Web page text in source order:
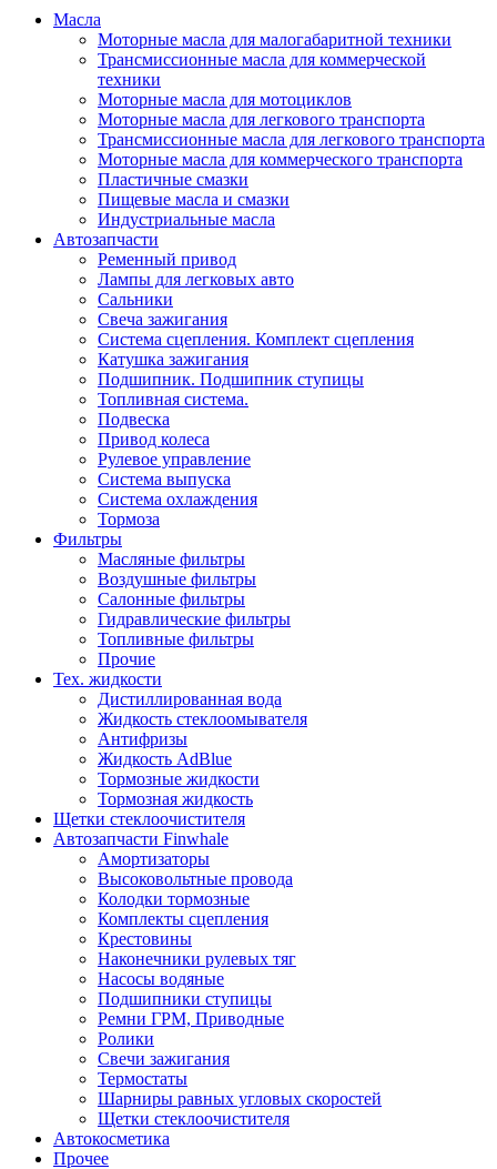
Масла
Моторные масла для малогабаритной техники
Трансмиссионные масла для коммерческой
техники
Моторные масла для мотоциклов
Моторные масла для легкового транспорта
Трансмиссионные масла для легкового транспорта
Моторные масла для коммерческого транспорта
Пластичные смазки
Пищевые масла и смазки
Индустриальные масла
Автозапчасти
Ременный привод
Лампы для легковых авто
Сальники
Свеча зажигания
Система сцепления. Комплект сцепления
Катушка зажигания
Подшипник. Подшипник ступицы
Топливная система.
Подвеска
Привод колеса
Рулевое управление
Система выпуска
Система охлаждения
Тормоза
Фильтры
Масляные фильтры
Воздушные фильтры
Салонные фильтры
Гидравлические фильтры
Топливные фильтры
Прочие
Тех. жидкости
Дистиллированная вода
Жидкость стеклоомывателя
Антифризы
Жидкость AdBlue
Тормозные жидкости
Тормозная жидкость
Щетки стеклоочистителя
Автозапчасти Finwhale
Амортизаторы
Высоковольтные провода
Колодки тормозные
Комплекты сцепления
Крестовины
Наконечники рулевых тяг
Насосы водяные
Подшипники ступицы
Ремни ГРМ, Приводные
Ролики
Свечи зажигания
Термостаты
Шарниры равных угловых скоростей
Щетки стеклоочистителя
Автокосметика
Прочее